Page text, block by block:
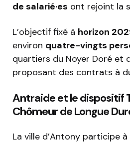
de salarié·es ont rejoint la
L’objectif fixé à horizon
environ quatre-vingts
quartiers du Noyer Doré et
proposant des contrats à
Antraide et le dispositif
Chômeur de Longue
La ville d’Antony participe